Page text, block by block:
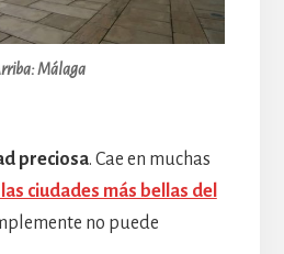
Málaga
preciosa. Cae en muchas
ciudades más bellas del
no puede